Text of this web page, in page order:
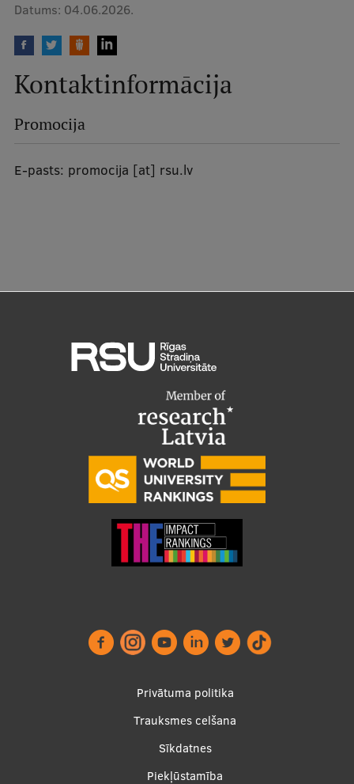
Datums: 04.06.2026.
Kontaktinformācija
Promocija
E-pasts: promocija [at] rsu.lv
Privātuma politika
Trauksmes celšana
Sīkdatnes
Piekļūstamība